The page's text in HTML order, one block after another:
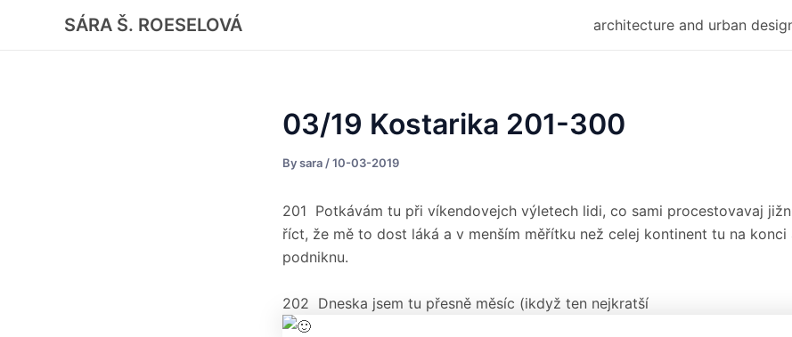
SÁRA Š. ROESELOVÁ architecture and urban
03/19 Kostarika 201-300
Bysara /10-03-2019
201 Potkávám tu při víkendovejch výletech lidi, co sami procestovavaj
říct, že mě to dost láká a v menším měřítku než celej kontinent tu na
podniknu.
202 Dneska jsem tu přesně měsíc (ikdyž ten nejkratší